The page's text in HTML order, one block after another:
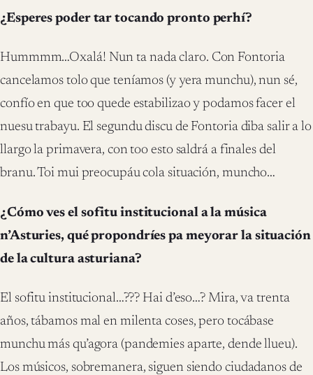
¿Esperes poder tar tocando pronto perhí?
Hummmm…Oxalá! Nun ta nada claro. Con Fontoria
cancelamos tolo que teníamos (y yera munchu), nun sé,
confío en que too quede estabilizao y podamos facer el
nuesu trabayu. El segundu discu de Fontoria diba salir a lo
llargo la primavera, con too esto saldrá a finales del
branu. Toi mui preocupáu cola situación, muncho…
¿Cómo ves el sofitu institucional a la música
n’Asturies, qué propondríes pa meyorar la situación
de la cultura asturiana?
El sofitu institucional…??? Hai d’eso…? Mira, va trenta
años, tábamos mal en milenta coses, pero tocábase
munchu más qu’agora (pandemies aparte, dende llueu).
Los músicos, sobremanera, siguen siendo ciudadanos de